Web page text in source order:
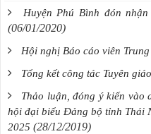
Huyện Phú Bình đón
(06/01/2020)
Hội nghị Báo cáo viên
Tổng kết công tác Tuyên
Thảo luận, đóng ý kiến
hội đại biểu Đảng bộ tỉnh Thái
2025 (28/12/2019)